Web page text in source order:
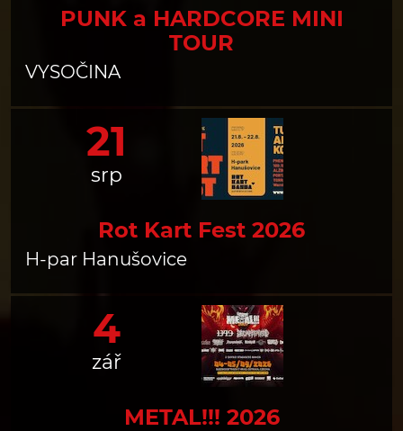
PUNK a HARDCORE MINI
TOUR
VYSOČINA
21
srp
Rot Kart Fest 2026
H-par Hanušovice
4
zář
METAL!!! 2026